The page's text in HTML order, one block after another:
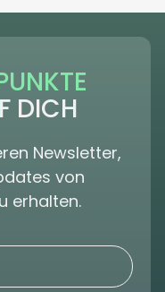
DICH
Newsletter,
von
erhalten.